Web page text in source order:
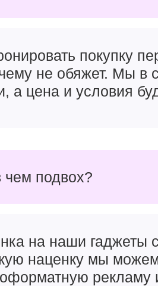
покупку
не обяжет. Мы в
а цена и условия
чем подвох?
на наши гаджеты
наценку мы
рекламу